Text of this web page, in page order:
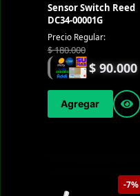
Sensor Switch Reed
DC34-00001G
Precio Regular:
$180.000
$ 90.000
Agregar
-7%